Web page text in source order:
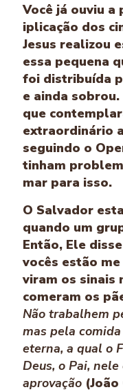
Você já ouviu
iplicação dos
Jesus realizou
essa pequena
foi distribuída
e ainda
que
extraordinário
seguindo o
t­inham
mar para isso.
O Salvador
quando um
Então, Ele
vocês estão
viram os sinais
comeram os
Não trabalhem
mas pela
eterna, a qual o
Deus, o Pai,
aprovação (João